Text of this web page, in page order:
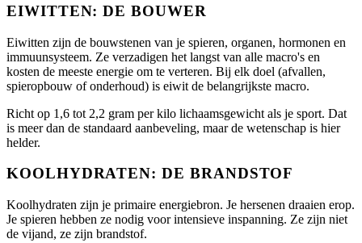
EIWITTEN: DE BOUWER
Eiwitten zijn de bouwstenen van je spieren, organen, hormonen en
immuunsysteem. Ze verzadigen het langst van alle macro's en
kosten de meeste energie om te verteren. Bij elk doel (afvallen,
spieropbouw of onderhoud) is eiwit de belangrijkste macro.
Richt op 1,6 tot 2,2 gram per kilo lichaamsgewicht als je sport. Dat
is meer dan de standaard aanbeveling, maar de wetenschap is hier
helder.
KOOLHYDRATEN: DE BRANDSTOF
Koolhydraten zijn je primaire energiebron. Je hersenen draaien erop.
Je spieren hebben ze nodig voor intensieve inspanning. Ze zijn niet
de vijand, ze zijn brandstof.